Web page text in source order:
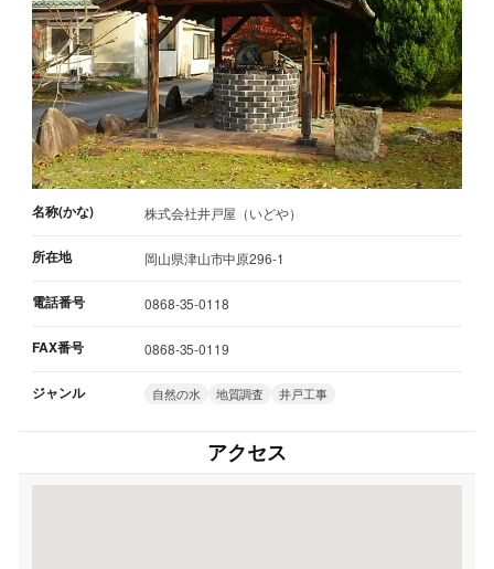
名称(かな) 株式会社井戸屋（いどや）
所在地 岡山県津山市中原296-1
電話番号 0868-35-0118
FAX番号 0868-35-0119
ジャンル 自然の水 地質調査 井戸工事
アクセス